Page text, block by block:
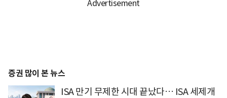
증권 많이 본 뉴스
ISA 만기 무제한 시대 끝났다… ISA 세제개